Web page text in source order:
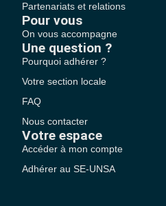
Partenariats et relations
Pour vous
On vous accompagne
Une question ?
Pourquoi adhérer ?
Votre section locale
FAQ
Nous contacter
Votre espace
Accéder à mon compte
Adhérer au SE-UNSA